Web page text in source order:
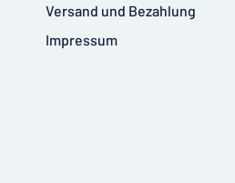
Versand und Bezahlung
Impressum